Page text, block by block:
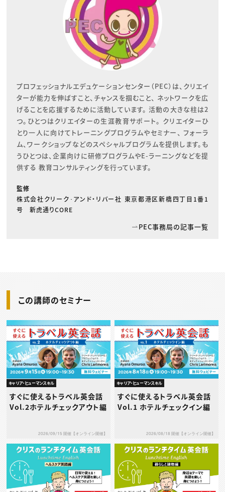
プロフェッショナルエデュケーションセンター（PEC）は、クリエイ
ターが能力を伸ばすこと、チャンスを掴むこと、 ネットワークを広
げることを応援するために活動しています。 活動の大きな柱は2
つ。ひとつはクリエイターの生涯教育サポート。 クリエイターひ
とり一人に向けてトレーニングプログラムやセミナー、 フォーラ
ム、ワークショップなどのスペシャルプログラムを提供します。も
うひとつは、企業向けに研修プログラムやE-ラーニングなどを提
供する 教育コンサルティングを行っています。
監修
株式会社クリーク･アンド・リバー社 東京都港区新橋四丁目1番1
号 新虎通りCORE
PEC事務局の記事一覧
この講師のセミナー
キャリア・ヒューマンスキル
すぐに使えるトラベル英会話
Vol.2ホテルチェックアウト編
2026/09/15 開催【オンライン開催】
キャリア・ヒューマンスキル
すぐに使えるトラベル英会話
Vol.1 ホテルチェックイン編
2026/08/18 開催【オンライン開催】